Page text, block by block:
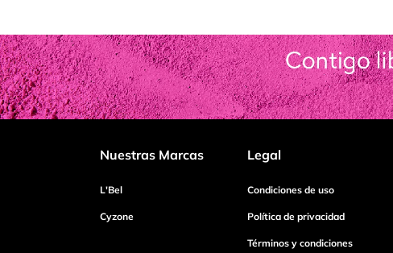
Agregar comentario
Título
Tu nombre
Nuestras Marcas
L'Bel
Cyzone
Legal
Condiciones de uso
Política de privacidad
Términos y condiciones